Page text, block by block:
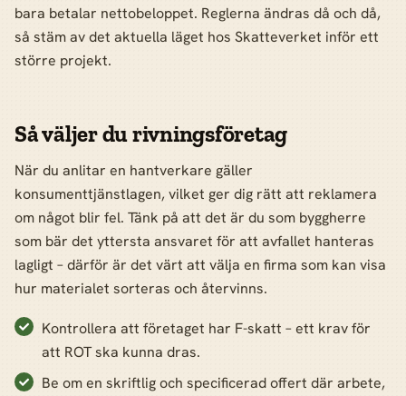
bara betalar nettobeloppet. Reglerna ändras då och då,
så stäm av det aktuella läget hos Skatteverket inför ett
större projekt.
Så väljer du rivningsföretag
När du anlitar en hantverkare gäller
konsumenttjänstlagen, vilket ger dig rätt att reklamera
om något blir fel. Tänk på att det är du som byggherre
som bär det yttersta ansvaret för att avfallet hanteras
lagligt – därför är det värt att välja en firma som kan visa
hur materialet sorteras och återvinns.
Kontrollera att företaget har F-skatt – ett krav för
att ROT ska kunna dras.
Be om en skriftlig och specificerad offert där arbete,